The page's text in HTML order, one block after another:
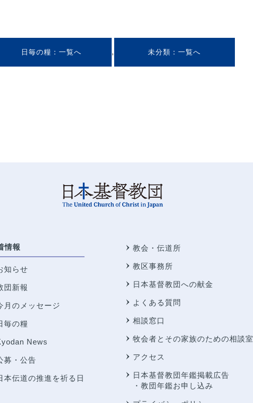
日毎の糧 , 未分類
情報
知らせ
団新報
月のメッセージ
毎の糧
News
募・公告
本伝道の推進を祈る日
教会・伝道所
教区事務所
日本基督教団への献金
よくある質問
相談窓口
牧会者とその家族のための相談室
アクセス
日本基督教団年鑑掲載広告
・教団年鑑お申し込み